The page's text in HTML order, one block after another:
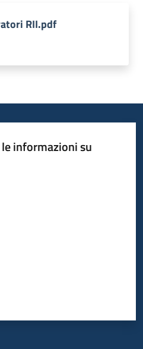
RII.pdf
informazioni su